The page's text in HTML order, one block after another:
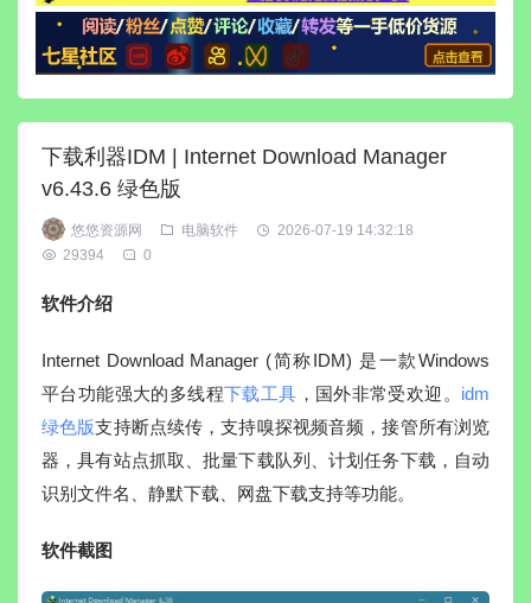
下载利器IDM | Internet Download Manager
v6.43.6 绿色版
悠悠资源网 电脑软件
2026-07-19 14:32:18
29394
0
软件介绍
Internet Download Manager (简称IDM) 是一款Windows
平台功能强大的多线程下载工具 ，国外非常受欢迎。 idm
绿色版支持断点续传，支持嗅探视频音频，接管所有浏览
器，具有站点抓取、批量下载队列、计划任务下载，自动
识别文件名、静默下载、网盘下载支持等功能。
软件截图